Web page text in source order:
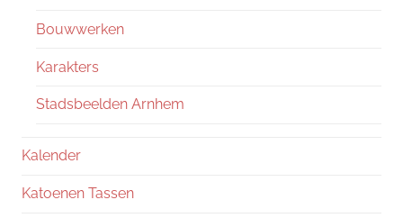
Bouwwerken
Karakters
Stadsbeelden Arnhem
Kalender
Katoenen Tassen